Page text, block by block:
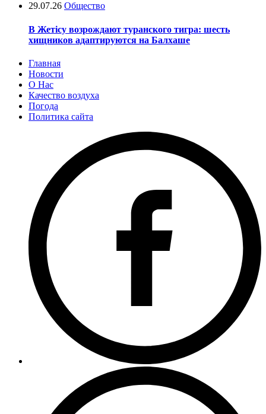
29.07.26 Общество
В Жетісу возрождают туранского тигра: шесть
хищников адаптируются на Балхаше
Главная
Новости
О Нас
Качество воздуха
Погода
Политика сайта